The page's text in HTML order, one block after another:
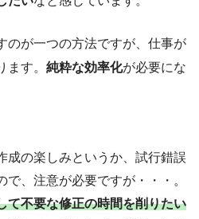
のが一つの方法ですが、仕事が
す。 純粋な効率化が必要にな
成の楽しみというか、試行錯誤
、注意が必要ですが・・・。
て不要な修正の時間を削りたい